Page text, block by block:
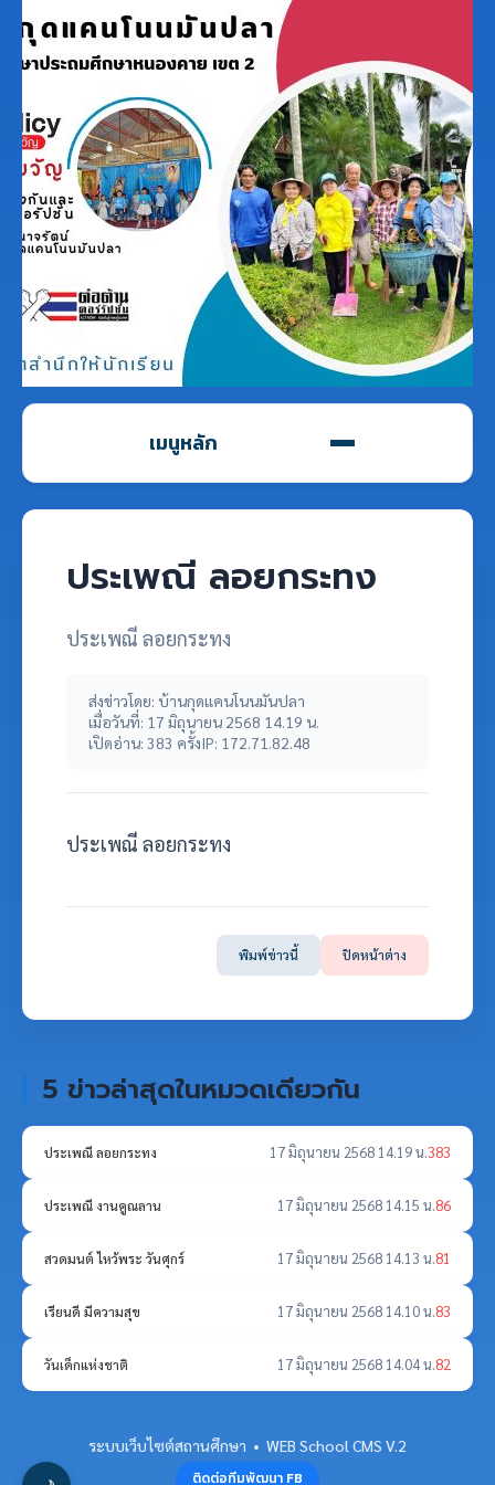
เมนูหลัก
ประเพณี ลอยกระทง
ประเพณี ลอยกระทง
ส่งข่าวโดย: บ้านกุดแคนโนนมันปลา
เมื่อวันที่: 17 มิถุนายน 2568 14.19 น.
เปิดอ่าน: 383 ครั้งIP: 172.71.82.48
ประเพณี ลอยกระทง
พิมพ์ข่าวนี้ ปิดหน้าต่าง
5 ข่าวล่าสุดในหมวดเดียวกัน
ประเพณี ลอยกระทง 17 มิถุนายน 2568 14.19 น.383
ประเพณี งานคูณลาน 17 มิถุนายน 2568 14.15 น.86
สวดมนต์ ไหว้พระ วันศุกร์ 17 มิถุนายน 2568 14.13 น.81
เรียนดี มีความสุข 17 มิถุนายน 2568 14.10 น.83
วันเด็กแห่งชาติ 17 มิถุนายน 2568 14.04 น.82
ระบบเว็บไซต์สถานศึกษา • WEB School CMS V.2
ติดต่อทีมพัฒนา FB